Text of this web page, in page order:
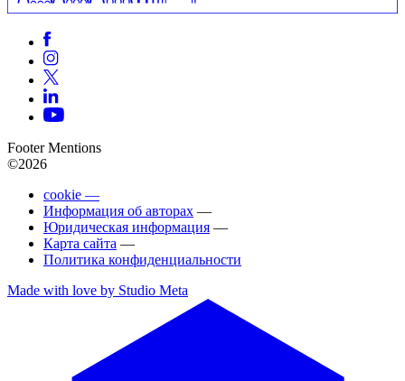
Footer Mentions
©2026
cookie —
Информация об авторах —
Юридическая информация —
Карта сайта —
Политика конфиденциальности
Made with love by Studio Meta